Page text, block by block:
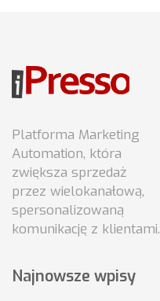
Platforma Marketing
Automation, która
zwiększa sprzedaż
przez wielokanałową,
spersonalizowaną
komunikację z klientami.
Najnowsze wpisy